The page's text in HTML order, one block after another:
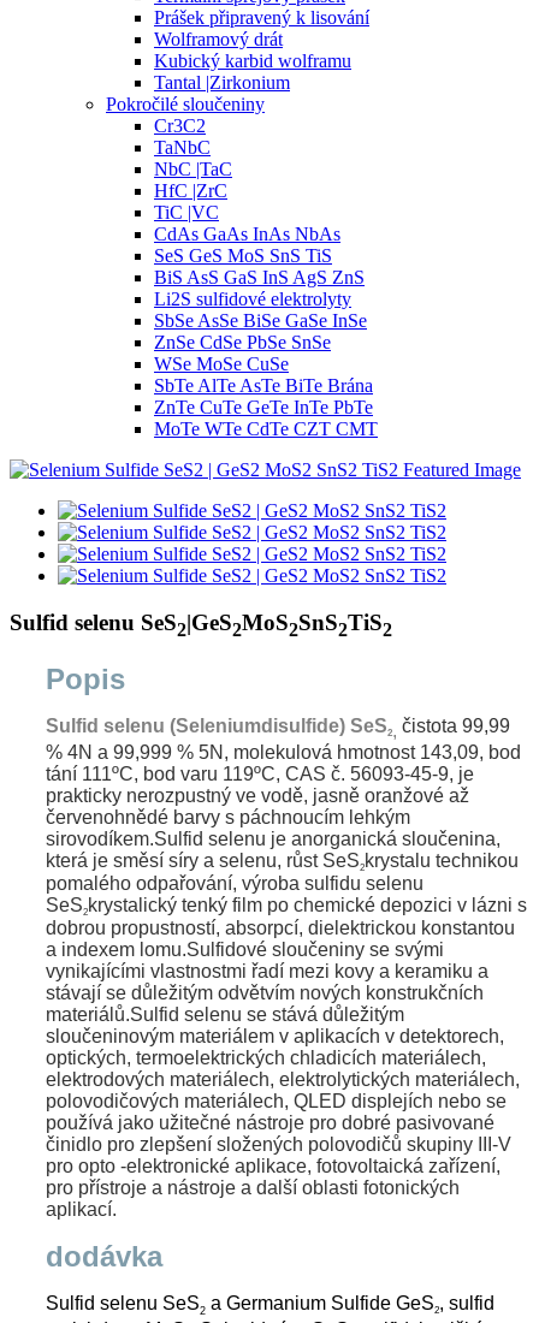
Prášek připravený k lisování
Wolframový drát
Kubický karbid wolframu
Tantal |Zirkonium
Pokročilé sloučeniny
Cr3C2
TaNbC
NbC |TaC
HfC |ZrC
TiC |VC
CdAs GaAs InAs NbAs
SeS GeS MoS SnS TiS
BiS AsS GaS InS AgS ZnS
Li2S sulfidové elektrolyty
SbSe AsSe BiSe GaSe InSe
ZnSe CdSe PbSe SnSe
WSe MoSe CuSe
SbTe AlTe AsTe BiTe Brána
ZnTe CuTe GeTe InTe PbTe
MoTe WTe CdTe CZT CMT
Sulfid selenu SeS2|GeS2MoS2SnS2TiS2
Popis
Sulfid selenu (Seleniumdisulfide) SeS2, čistota 99,99
% 4N a 99,999 % 5N, molekulová hmotnost 143,09, bod
tání 111ºC, bod varu 119ºC, CAS č. 56093-45-9, je
prakticky nerozpustný ve vodě, jasně oranžové až
červenohnědé barvy s páchnoucím lehkým
sirovodíkem.Sulfid selenu je anorganická sloučenina,
která je směsí síry a selenu, růst SeS2 krystalu technikou
pomalého odpařování, výroba sulfidu selenu
SeS2 krystalický tenký film po chemické depozici v lázni s
dobrou propustností, absorpcí, dielektrickou konstantou
a indexem lomu.Sulfidové sloučeniny se svými
vynikajícími vlastnostmi řadí mezi kovy a keramiku a
stávají se důležitým odvětvím nových konstrukčních
materiálů.Sulfid selenu se stává důležitým
sloučeninovým materiálem v aplikacích v detektorech,
optických, termoelektrických chladicích materiálech,
elektrodových materiálech, elektrolytických materiálech,
polovodičových materiálech, QLED displejích nebo se
používá jako užitečné nástroje pro dobré pasivované
činidlo pro zlepšení složených polovodičů skupiny III-V
pro opto -elektronické aplikace, fotovoltaická zařízení,
pro přístroje a nástroje a další oblasti fotonických
aplikací.
dodávka
Sulfid selenu SeS2 a Germanium Sulfide GeS2, sulfid